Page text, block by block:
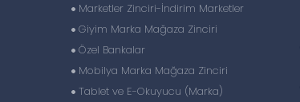
Marketler Zinciri-İndirim Marketler
Giyim Marka Mağaza Zinciri
Özel Bankalar
Mobilya Marka Mağaza Zinciri
Tablet ve E-Okuyucu (Marka)